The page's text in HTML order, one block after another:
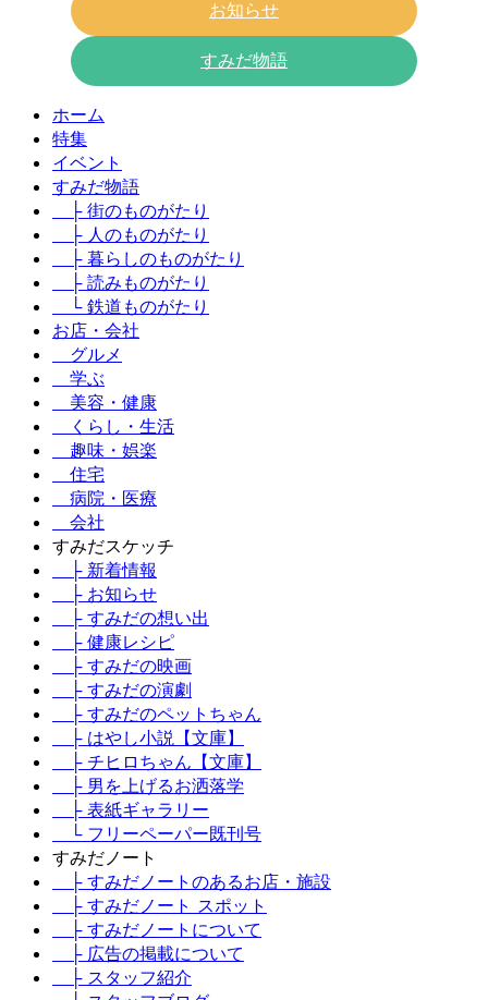
お知らせ
すみだ物語
ホーム
特集
イベント
すみだ物語
├ 街のものがたり
├ 人のものがたり
├ 暮らしのものがたり
├ 読みものがたり
└ 鉄道ものがたり
お店・会社
グルメ
学ぶ
美容・健康
くらし・生活
趣味・娯楽
住宅
病院・医療
会社
すみだスケッチ
├ 新着情報
├ お知らせ
├ すみだの想い出
├ 健康レシピ
├ すみだの映画
├ すみだの演劇
├ すみだのペットちゃん
├ はやし小説【文庫】
├ チヒロちゃん【文庫】
├ 男を上げるお洒落学
├ 表紙ギャラリー
└ フリーペーパー既刊号
すみだノート
├ すみだノートのあるお店・施設
├ すみだノート スポット
├ すみだノートについて
├ 広告の掲載について
├ スタッフ紹介